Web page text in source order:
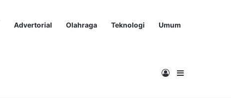
Advertorial Olahraga Teknologi Umum
MasukSidebar